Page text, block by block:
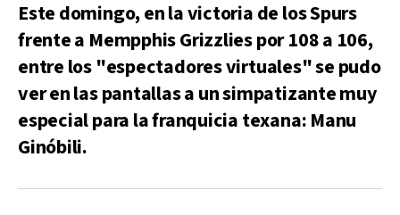
Este domingo, en la victoria de los Spurs
frente a Mempphis Grizzlies por 108 a 106,
entre los "espectadores virtuales" se pudo
ver en las pantallas a un simpatizante muy
especial para la franquicia texana: Manu
Ginóbili.